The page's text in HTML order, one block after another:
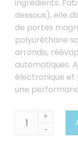
ingrédients.
dessous), elle
de portes
polyuréthane
arrondis,
automatiques.
électronique et
une
+
-